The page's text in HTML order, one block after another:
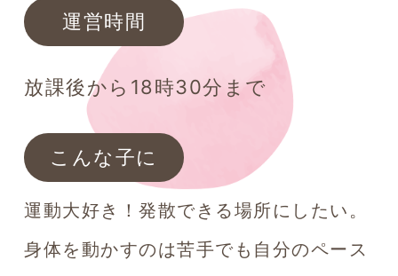
運営時間
放課後から18時30分まで
こんな子に
運動大好き！発散できる場所にしたい。
身体を動かすのは苦手でも自分のペース